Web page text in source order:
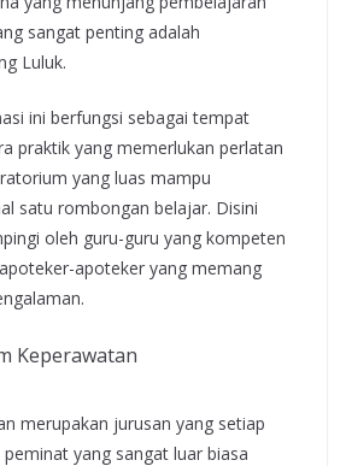
sangat penting adalah
Luluk.
ini berfungsi sebagai tempat
praktik yang memerlukan perlatan
yang luas mampu
satu rombongan belajar. Disini
oleh guru-guru yang kompeten
apoteker yang memang
Keperawatan
merupakan jurusan yang setiap
yang sangat luar biasa